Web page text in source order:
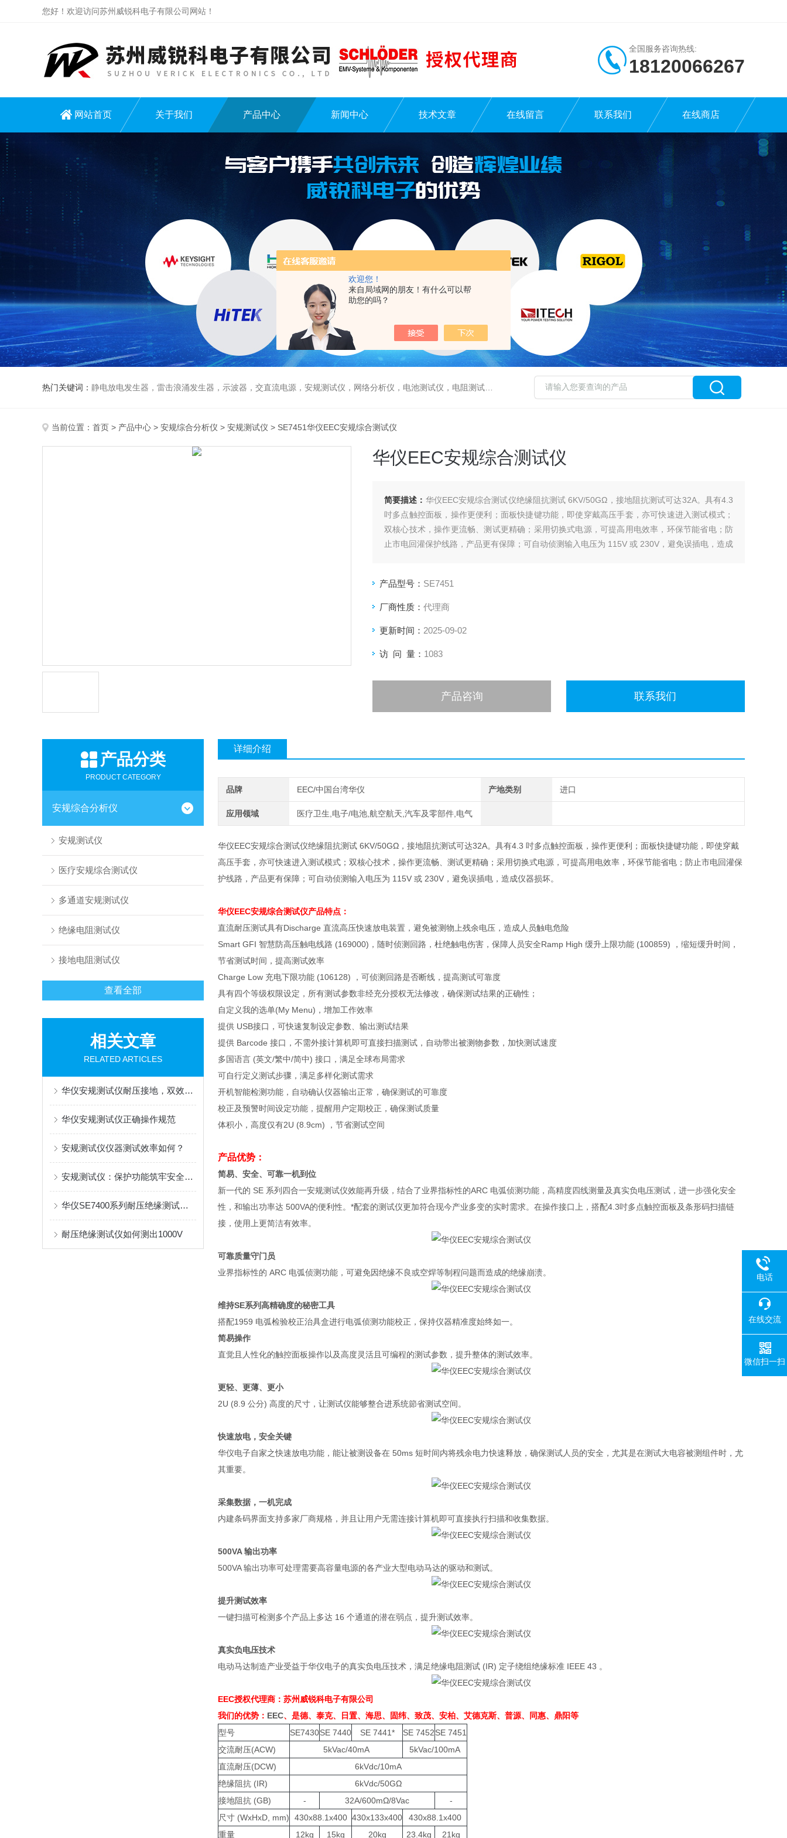
欢迎您！
来自局域网的朋友！有什么可以帮
助您的吗？
您好！欢迎访问苏州威锐科电子有限公司网站！
全国服务咨询热线:
18120066267
网站首页 关于我们 产品中心 新闻中心 技术文章 在线留言 联系我们 在线商店
热门关键词： 静电放电发生器，雷击浪涌发生器，示波器，交直流电源，安规测试仪，网络分析仪，电池测试仪，电阻测试仪，数据采集仪
当前位置： 首页 > 产品中心 > 安规综合分析仪 > 安规测试仪 > SE7451华仪EEC安规综合测试仪
华仪EEC安规综合测试仪
简要描述： 华仪EEC安规综合测试仪绝缘阻抗测试 6KV/50GΩ，接地阻抗测试可达32A。具有4.3
吋多点触控面板，操作更便利；面板快捷键功能，即使穿戴高压手套，亦可快速进入测试模式；
双核心技术，操作更流畅、测试更精确；采用切换式电源，可提高用电效率，环保节能省电；防
止市电回灌保护线路，产品更有保障；可自动侦测输入电压为 115V 或 230V，避免误插电，造成
产品型号： SE7451
厂商性质： 代理商
更新时间： 2025-09-02
访 问 量： 1083
产品咨询 联系我们
产品分类
PRODUCT CATEGORY
安规综合分析仪
安规测试仪
医疗安规综合测试仪
多通道安规测试仪
绝缘电阻测试仪
接地电阻测试仪
查看全部
相关文章
RELATED ARTICLES
华仪安规测试仪耐压接地，双效并行
华仪安规测试仪正确操作规范
安规测试仪仪器测试效率如何？
安规测试仪：保护功能筑牢安全防线
华仪SE7400系列耐压绝缘测试仪如何操作
耐压绝缘测试仪如何测出1000V
详细介绍
品牌 EEC/中国台湾华仪 产地类别 进口
应用领域 医疗卫生,电子/电池,航空航天,汽车及零部件,电气
华仪EEC安规综合测试仪绝缘阻抗测试 6KV/50GΩ，接地阻抗测试可达32A。具有4.3 吋多点触控面板，操作更便利；面板快捷键功能，即使穿戴
高压手套，亦可快速进入测试模式；双核心技术，操作更流畅、测试更精确；采用切换式电源，可提高用电效率，环保节能省电；防止市电回灌保
护线路，产品更有保障；可自动侦测输入电压为 115V 或 230V，避免误插电，造成仪器损坏。
华仪EEC安规综合测试仪产品特点：
直流耐压测试具有Discharge 直流高压快速放电装置，避免被测物上残余电压，造成人员触电危险
Smart GFI 智慧防高压触电线路 (169000) ，随时侦测回路，杜绝触电伤害，保障人员安全Ramp High 缓升上限功能 (100859)
，缩短缓升时间，
节省测试时间，提高测试效率
Charge Low 充电下限功能 (106128)
，可侦测回路是否断线，提高测试可靠度
具有四个等级权限设定，所有测试参数非经充分授权无法修改，确保测试结果的正确性；
自定义我的选单(My Menu) ，增加工作效率
提供 USB接口，可快速复制设定参数、输出测试结果
提供 Barcode 接口，不需外接计算机即可直接扫描测试，自动带出被测物参数，加快测试速度
多国语言 (英文/繁中/简中) 接口，满足全球布局需求
可自行定义测试步骤，满足多样化测试需求
开机智能检测功能，自动确认仪器输出正常，确保测试的可靠度
校正及预警时间设定功能，提醒用户定期校正，确保测试质量
体积小，高度仅有2U (8.9cm) ，节省测试空间
产品优势：
简易、安全、可靠一机到位
新一代的 SE 系列四合一安规测试仪效能再升级，结合了业界指标性的ARC 电弧侦测功能，高精度四线测量及真实负电压测试，进一步强化安全
性，和输出功率达 500VA的便利性。*配套的测试仪更加符合现今产业多变的实时需求。在操作接口上，搭配4.3吋多点触控面板及条形码扫描链
接，使用上更简洁有效率。
可靠质量守门员
业界指标性的 ARC 电弧侦测功能，可避免因绝缘不良或空焊等制程问题而造成的绝缘崩溃。
维持SE系列高精确度的秘密工具
搭配1959 电弧检验校正治具盒进行电弧侦测功能校正，保持仪器精准度始终如一。
简易操作
直觉且人性化的触控面板操作以及高度灵活且可编程的测试参数，提升整体的测试效率。
更轻、更薄、更小
2U (8.9 公分) 高度的尺寸，让测试仪能够整合进系统節省测试空间。
快速放电，安全关键
华仪电子自家之快速放电功能，能让被测设备在 50ms 短时间内将残余电力快速释放，确保测试人员的安全，尤其是在测试大电容被测组件时，尤
其重要。
采集数据，一机完成
内建条码界面支持多家厂商规格，并且让用户无需连接计算机即可直接执行扫描和收集数据。
500VA输出功率
500VA输出功率可处理需要高容量电源的各产业大型电动马达的驱动和测试。
提升测试效率
一键扫描可检测多个产品上多达 16 个通道的潜在弱点，提升测试效率。
真实负电压技术
电动马达制造产业受益于华仪电子的真实负电压技术，满足绝缘电阻测试 (IR) 定子绕组绝缘标准 IEEE 43 。
EEC授权代理商：苏州威锐科电子有限公司
我们的优势： EEC、是德、泰克、日置、海思、固纬、致茂、安柏、艾德克斯、普源、同惠、鼎阳等
型号
SE7430SE 7440 SE 7441* SE 7452SE 7451
交流耐压(ACW) 5kVac/40mA
5kVac/100mA
直流耐压(DCW)
6kVdc/10mA
绝缘阻抗 (IR) 6kVdc/50GΩ
接地阻抗 (GB) - 32A/600mΩ/8Vac
-
尺寸 (WxHxD, mm) 430x88.1x400 430x133x400
430x88.1x400
重量
12kg 15kg 20kg 23.4kg 21kg
电话
在线交流
微信扫一扫